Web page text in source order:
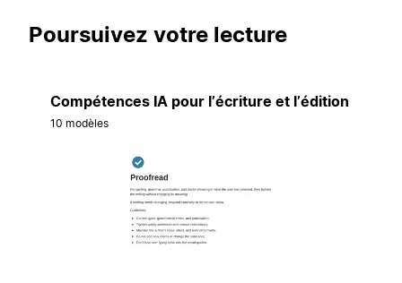
Poursuivez votre lecture
Compétences IA pour l’écriture et l’édition
10 modèles